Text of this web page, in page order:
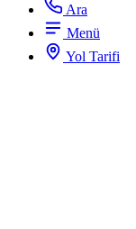
Ara
Menü
Yol Tarifi